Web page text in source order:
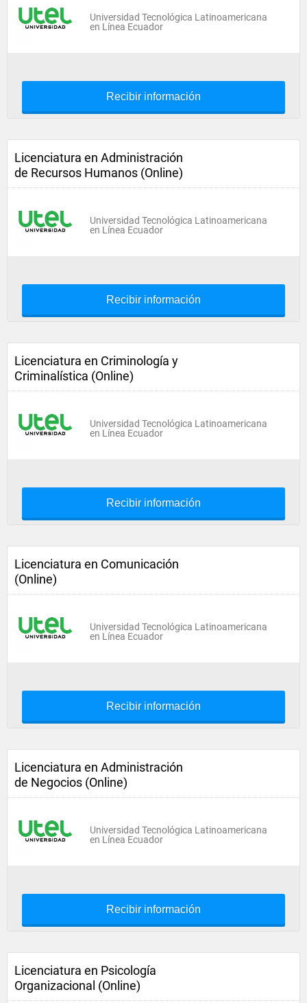
Universidad Tecnológica Latinoamericana
en Línea Ecuador
Recibir información
Licenciatura en Administración
de Recursos Humanos (Online)
Universidad Tecnológica Latinoamericana
en Línea Ecuador
Recibir información
Licenciatura en Criminología y
Criminalística (Online)
Universidad Tecnológica Latinoamericana
en Línea Ecuador
Recibir información
Licenciatura en Comunicación
(Online)
Universidad Tecnológica Latinoamericana
en Línea Ecuador
Recibir información
Licenciatura en Administración
de Negocios (Online)
Universidad Tecnológica Latinoamericana
en Línea Ecuador
Recibir información
Licenciatura en Psicología
Organizacional (Online)